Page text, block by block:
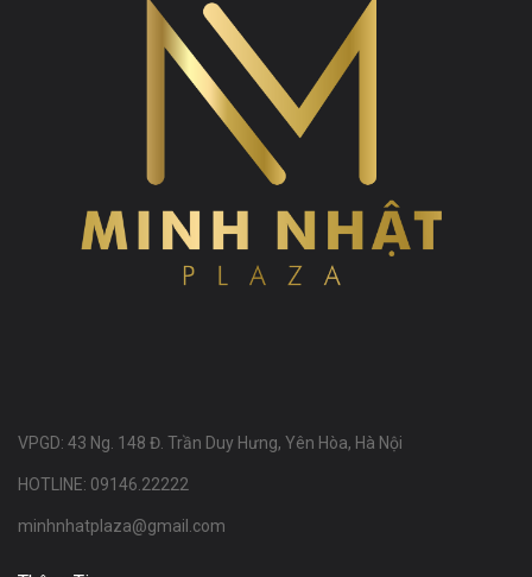
VPGD: 43 Ng. 148 Đ. Trần Duy Hưng, Yên Hòa, Hà Nội
HOTLINE: 09146.22222
minhnhatplaza@gmail.com